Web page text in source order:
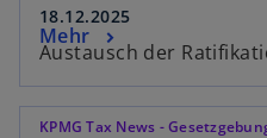
18.12.2025
Austausch der
Mehr
KPMG Tax News -